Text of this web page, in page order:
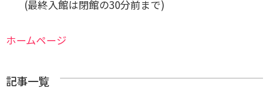
(最終入館は閉館の30分前まで)
ホームページ
記事一覧